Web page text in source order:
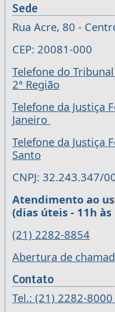
Sede
Rua Acre, 80 -
CEP: 20081-000
Telefone do
2ª Região
Telefone da Justiça
Janeiro
Telefone da Justiça
Santo
CNPJ: 32.243.347/
Atendimento ao
(dias úteis - 11h às
(21) 2282-8854
Abertura de
Contato
Tel.: (21) 2282-